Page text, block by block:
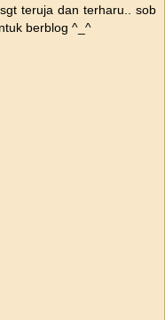
teruja dan terharu.. sob
berblog ^_^